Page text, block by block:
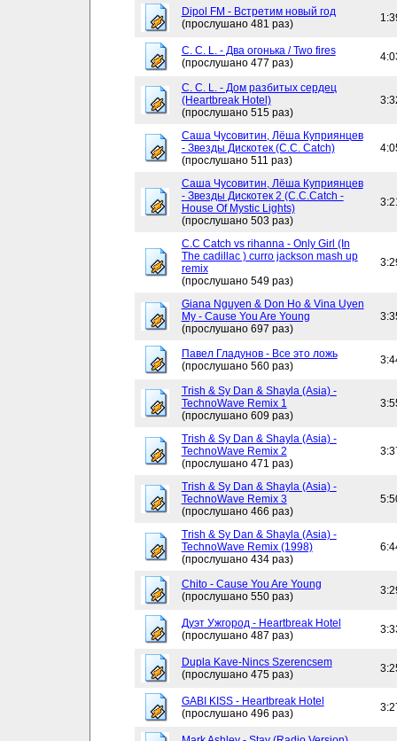
Dipol FM - Встретим новый год
(прослушано 481 раз)
C. C. L. - Два огонька / Two fires
(прослушано 477 раз)
C. C. L. - Дом разбитых сердец
(Heartbreak Hotel)
(прослушано 515 раз)
Саша Чусовитин, Лёша Куприянцев
- Звезды Дискотек (C.C. Catch)
(прослушано 511 раз)
Саша Чусовитин, Лёша Куприянцев
- Звезды Дискотек 2 (C.C.Catch -
House Of Mystic Lights)
(прослушано 503 раз)
C.C Catch vs rihanna - Only Girl (In
The cadillac ) curro jackson mash up
remix
(прослушано 549 раз)
Giana Nguyen & Don Ho & Vina Uyen
My - Cause You Are Young
(прослушано 697 раз)
Павел Гладунов - Все это ложь
(прослушано 560 раз)
Trish & Sy Dan & Shayla (Asia) -
TechnoWave Remix 1
(прослушано 609 раз)
Trish & Sy Dan & Shayla (Asia) -
TechnoWave Remix 2
(прослушано 471 раз)
Trish & Sy Dan & Shayla (Asia) -
TechnoWave Remix 3
(прослушано 466 раз)
Trish & Sy Dan & Shayla (Asia) -
TechnoWave Remix (1998)
(прослушано 434 раз)
Chito - Cause You Are Young
(прослушано 550 раз)
Дуэт Ужгород - Heartbreak Hotel
(прослушано 487 раз)
Dupla Kave-Nincs Szerencsem
(прослушано 475 раз)
GABI KISS - Heartbreak Hotel
(прослушано 496 раз)